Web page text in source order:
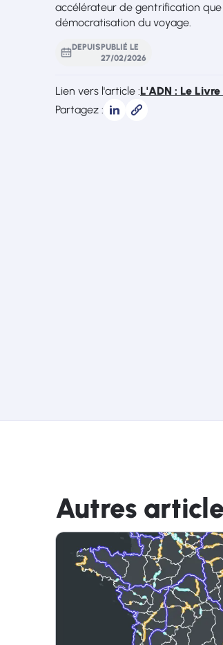
accélérateur de gentrification
démocratisation du voyage.
DEPUISPUBLIÉ LE
27/02/2026
Lien vers l'article :L'ADN : Le
Partagez :
Autres